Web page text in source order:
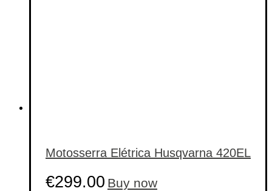
Motosserra Elétrica Husqvarna 420EL
€299.00 Buy now